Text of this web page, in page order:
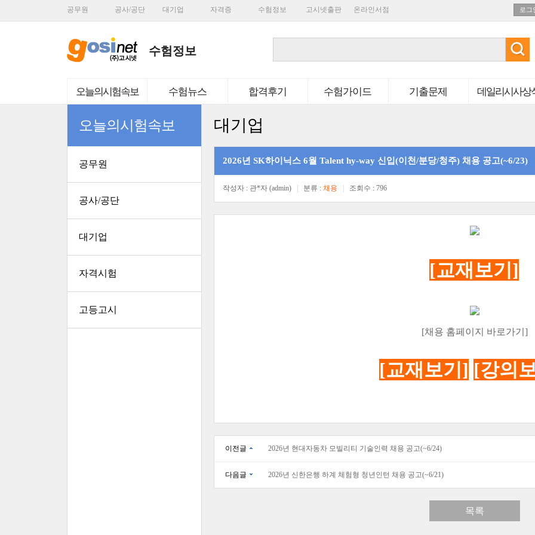
공무원 공사/공단 대기업 자격증 수험정보 고시넷출판 온라인서점 로그
수험정보
오늘의시험속보 수험뉴스 합격후기 수험가이드 기출문제 데일리시사상
오늘의시험속보
공무원
공사/공단
대기업
자격시험
고등고시
대기업
2026년 SK하이닉스 6월 Talent hy-way 신입(이천/분당/청주) 채용 공고(~6/23)
작성자 : 관*자 (admin) 분류 : 채용 조회수 : 796
[교재보기]
[채용 홈페이지 바로가기]
[교재보기] [강의
이전글 2026년 현대자동차 모빌리티 기술인력 채용 공고(~6/24)
다음글 2026년 신한은행 하계 체험형 청년인턴 채용 공고(~6/21)
목록